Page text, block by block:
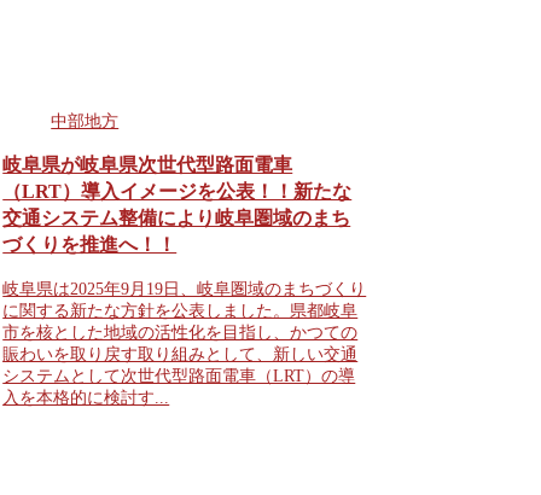
中部地方
岐阜県が岐阜県次世代型路面電車
（LRT）導入イメージを公表！！新たな
交通システム整備により岐阜圏域のまち
づくりを推進へ！！
岐阜県は2025年9月19日、岐阜圏域のまちづくり
に関する新たな方針を公表しました。県都岐阜
市を核とした地域の活性化を目指し、かつての
賑わいを取り戻す取り組みとして、新しい交通
システムとして次世代型路面電車（LRT）の導
入を本格的に検討す...